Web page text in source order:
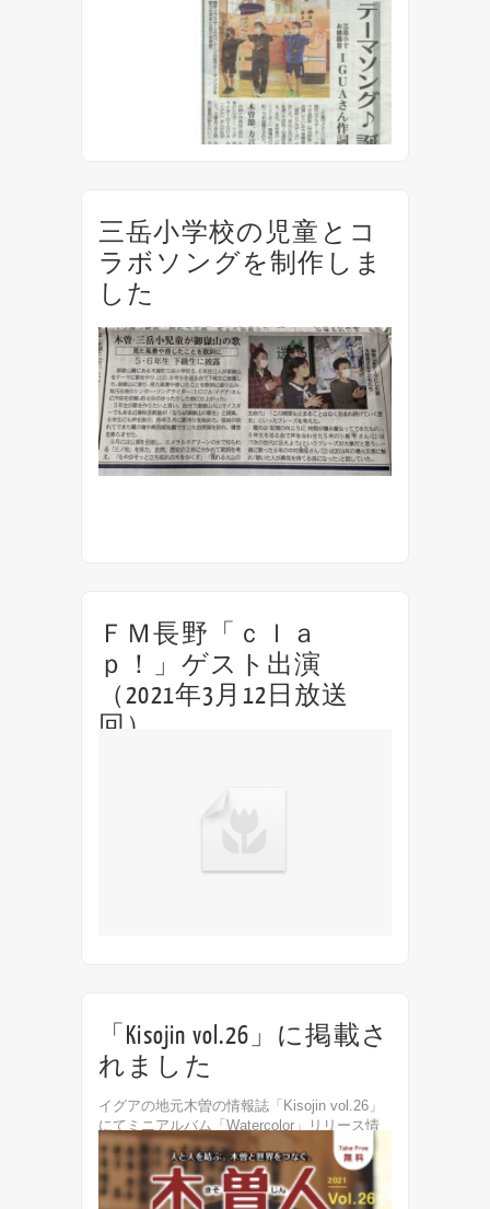
日には、令和4年度の「わが家のセーフティ
三岳小学校の児童とコ
ラボソングを制作しま
した
IGUAの母校、長野県木曽町立三岳小学校の
5、６年生と、御嶽山をテーマにしたコラボレ
ーションソング『記憶の向こうに〜時間が積
み重なってできたもの〜』を制作しました。
総合学習の授業を通して学んだ地元の霊峰、
御嶽山の自然や...
ＦＭ長野「ｃｌａ
ｐ！」ゲスト出演
（2021年3月12日放送
回）
「Kisojin vol.26」に掲載さ
れました
イグアの地元木曽の情報誌「Kisojin vol.26」
にてミニアルバム「Watercolor」リリース情
報が掲載されました。